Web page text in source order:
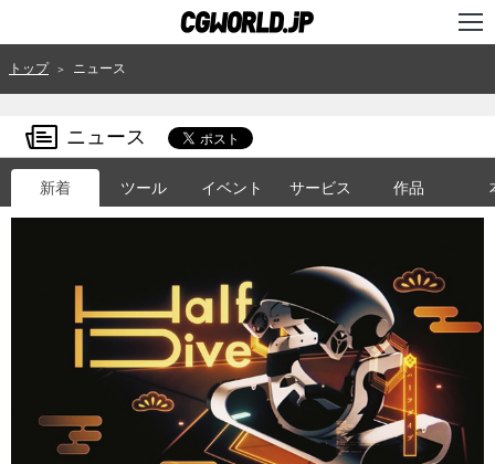
TOP
ニュース
用語辞典
スタジオ
SHOP
トップ ＞ ニュース
ニュース
新着 ツール イベント サービス 作品